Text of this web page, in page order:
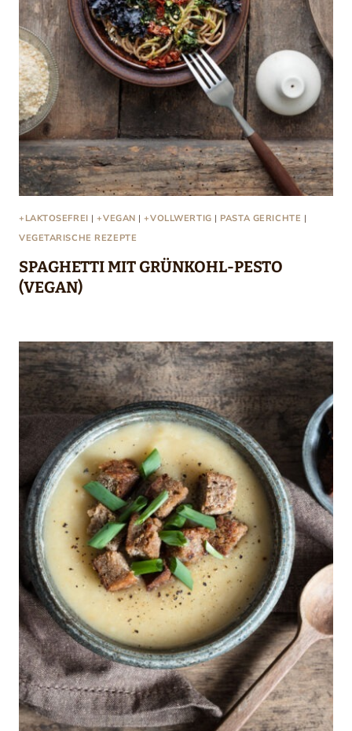
+LAKTOSEFREI |+VEGAN |+VOLLWERTIG | PASTA GERICHTE |
VEGETARISCHE REZEPTE
SPAGHETTI MIT GRÜNKOHL-PESTO
(VEGAN)